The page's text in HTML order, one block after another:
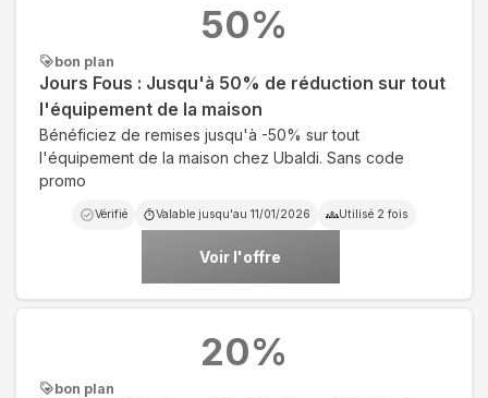
bon plan
Jours Fous : Jusqu'à 50% de réduction sur tout
l'équipement de la maison
Bénéficiez de remises jusqu'à -50% sur tout
l'équipement de la maison chez Ubaldi. Sans code
promo
Vérifié Valable jusqu'au 11/01/2026 Utilisé 2 fois
Voir l'offre
50%
bon plan
20%